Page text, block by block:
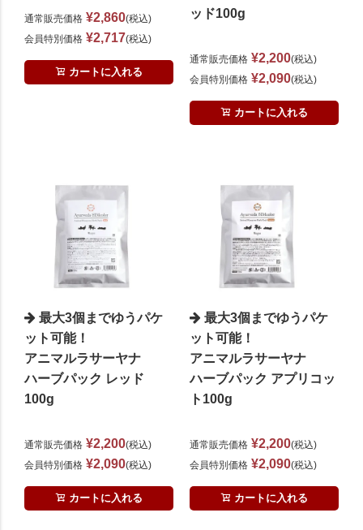
通常販売価格 ¥2,860 税込
会員特別価格 ¥2,717 税込
カートに入れる
ッド100g
通常販売価格 ¥2,200 税込
会員特別価格 ¥2,090 税込
カートに入れる
最大3個までゆうパケ
ット可能！
アニマルラサーヤナ
ハーブパック レッド
100g
通常販売価格 ¥2,200 税込
会員特別価格 ¥2,090 税込
カートに入れる
最大3個までゆうパケ
ット可能！
アニマルラサーヤナ
ハーブパック アプリコッ
ト100g
通常販売価格 ¥2,200 税込
会員特別価格 ¥2,090 税込
カートに入れる